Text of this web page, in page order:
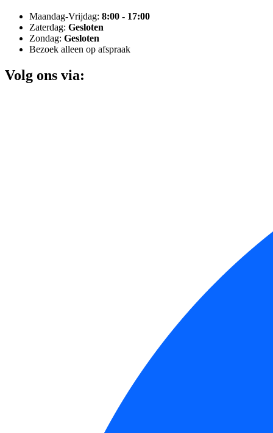
Maandag-Vrijdag: 8:00 - 17:00
Zaterdag: Gesloten
Zondag: Gesloten
Bezoek alleen op afspraak
Volg ons via: